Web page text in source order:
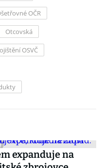
OČR
Otcovská
OSVČ
expanduje na